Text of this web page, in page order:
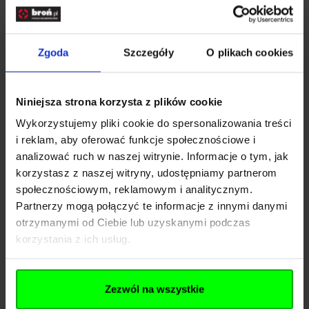
Zgoda Szczegóły O plikach cookies
Niniejsza strona korzysta z plików cookie
Wykorzystujemy pliki cookie do spersonalizowania treści
i reklam, aby oferować funkcje społecznościowe i
analizować ruch w naszej witrynie. Informacje o tym, jak
korzystasz z naszej witryny, udostępniamy partnerom
społecznościowym, reklamowym i analitycznym.
Partnerzy mogą połączyć te informacje z innymi danymi
otrzymanymi od Ciebie lub uzyskanymi podczas
korzystania z ich usług.
Zezwól na wszystkie
Kaliber śrutu
Model śrutu
Straton
Producent
Nazwa
JSB Czechy
Kraj
Czechy
Adres
1. máje 666
Kod pocztowy
735 31
info@schulzdiabolo.cz